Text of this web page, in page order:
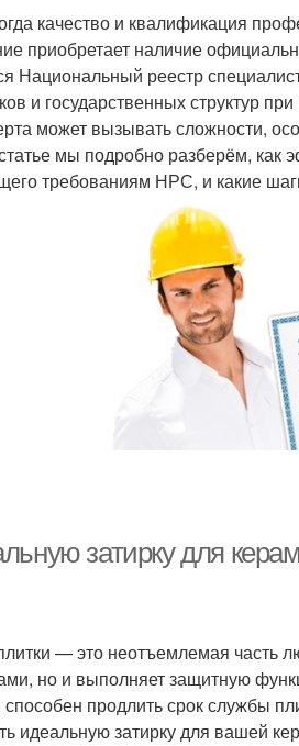
качество и квалификация
приобретает наличие
Национальный реестр
и государственных структур
может вызывать сложности,
мы подробно разберём,
требованиям НРС, и какие
затирку для
— это неотъемлемая часть
но и выполняет защитную
продлить срок службы
идеальную затирку для вашей